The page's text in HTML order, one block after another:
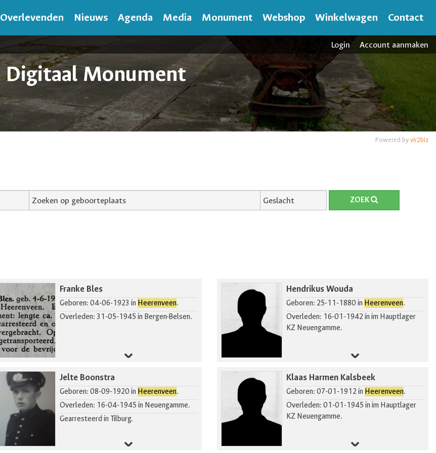
Overlevenden Nieuws Agenda Media Monument Webshop Winkelwagen Contact
Login Account aanmaken
Digitaal Monument
Powered byvir2biz
ZOEK
Franke Bles
Geboren: 04-06-1923 in Heerenveen.
Overleden: 31-05-1945 in Bergen-Belsen.
Hendrikus Wouda
Geboren: 25-11-1880 in Heerenveen.
Overleden: 16-01-1942 in im Hauptlager
KZ Neuengamme.
Jelte Boonstra
Geboren: 08-09-1920 in Heerenveen.
Overleden: 16-04-1945 in Neuengamme.
Gearresteerd in Tilburg.
Klaas Harmen Kalsbeek
Geboren: 07-01-1912 in Heerenveen.
Overleden: 01-01-1945 in im Hauptlager
KZ Neuengamme.